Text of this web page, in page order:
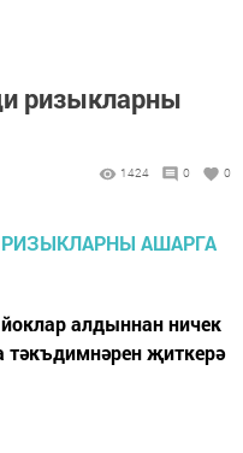
ризыкларны
1424 0 0
алдыннан ничек
тәкъдимнәрен җиткерә